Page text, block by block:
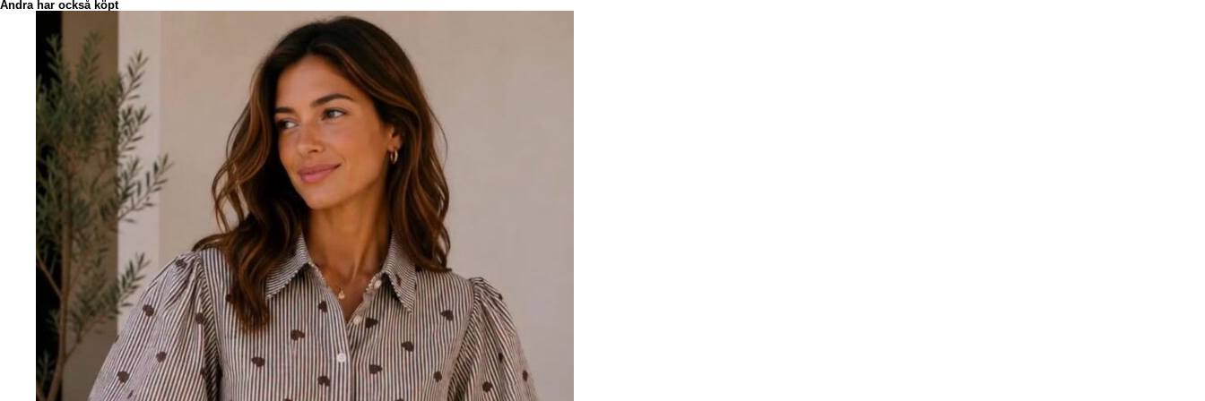
Andra har också köpt